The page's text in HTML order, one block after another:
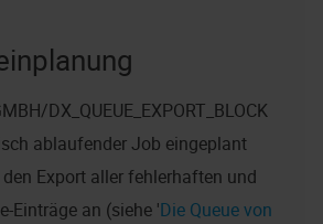
DX_QUEUE_EXPORT_BLOCK
ablaufender Job eingeplant
Export aller fehlerhaften und
Einträge an (siehe 'Die Queue von